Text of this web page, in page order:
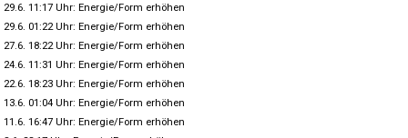
29.6. 11:17 Uhr: Energie/Form erhöhen
29.6. 01:22 Uhr: Energie/Form erhöhen
27.6. 18:22 Uhr: Energie/Form erhöhen
24.6. 11:31 Uhr: Energie/Form erhöhen
22.6. 18:23 Uhr: Energie/Form erhöhen
13.6. 01:04 Uhr: Energie/Form erhöhen
11.6. 16:47 Uhr: Energie/Form erhöhen